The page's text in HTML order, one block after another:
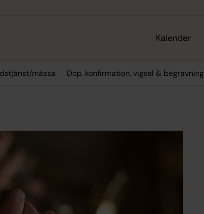
Kalender
mässa Dop, konfirmation, vigsel & begravning